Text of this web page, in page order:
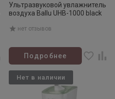
Ультразвуковой увлажнитель
воздуха Ballu UHB-1000 black
нет отзывов
Подробнее
Нет в наличии